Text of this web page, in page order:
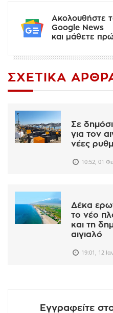
Ακολουθήστε
Google News
και μάθετε
ΣΧΕΤΙΚΆ
Σε
για τον
νέες
10:52, 01
Δέκα
το νέο
και τη
αιγιαλό
19:01, 12
Εγγραφείτε